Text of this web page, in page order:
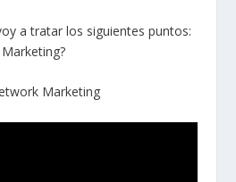
a tratar los siguientes puntos:
Marketing